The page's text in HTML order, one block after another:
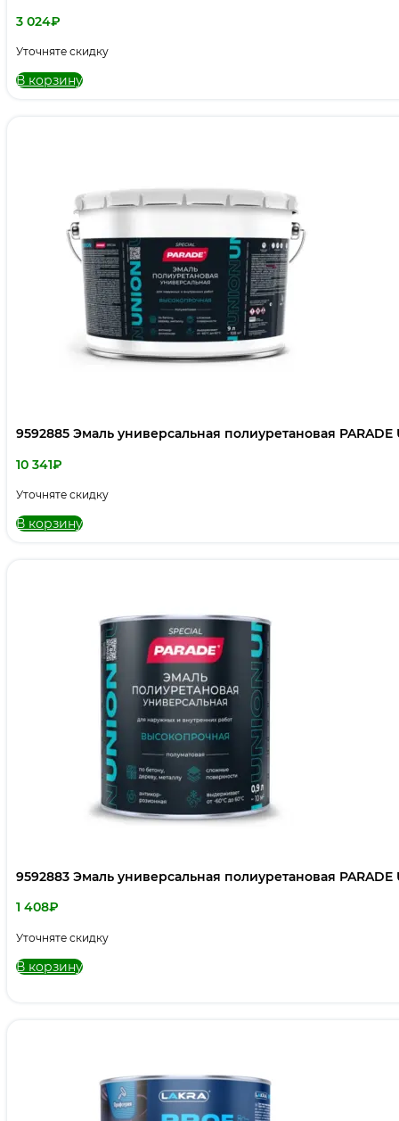
3 024₽
Уточняте скидку
В корзину
9592885 Эмаль универсальная полиуретановая PARADE
10 341₽
Уточняте скидку
В корзину
9592883 Эмаль универсальная полиуретановая PARADE
1 408₽
Уточняте скидку
В корзину